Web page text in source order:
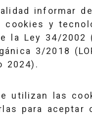
informar
y
Ley 34/2002
3/2018
2024).
utilizan las
para aceptar